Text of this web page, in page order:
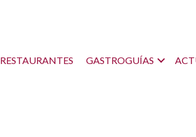
RESTAURANTES GASTROGUÍAS